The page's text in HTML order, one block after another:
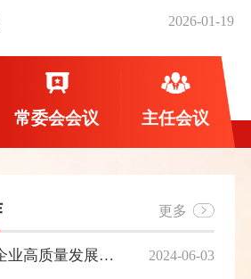
2026-01-19
常委会会议 主任会议
更多
关于全县民营企业高质量发展情况调研报告 2024-06-03